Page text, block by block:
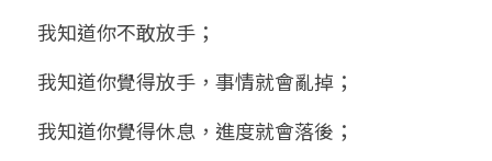
我知道你不敢放手；
我知道你覺得放手，事情就會亂掉；
我知道你覺得休息，進度就會落後；